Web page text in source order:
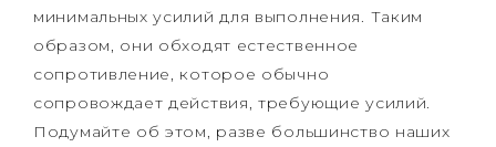
минимальных усилий для выполнения. Таким
образом, они обходят естественное
сопротивление, которое обычно
сопровождает действия, требующие усилий.
Подумайте об этом, разве большинство наших